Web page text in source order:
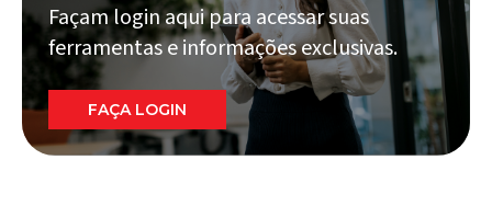
Façam login aqui para acessar suas
ferramentas e informações exclusivas.
FAÇA LOGIN